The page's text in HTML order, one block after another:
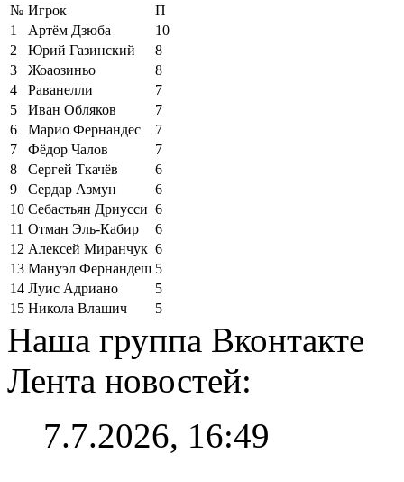
№ Игрок
П
1
Артём Дзюба
10
2
Юрий Газинский
8
3
Жоаозиньо
8
4
Раванелли
7
5
Иван Обляков
7
6
Марио Фернандес
7
7
Фёдор Чалов
7
8
Сергей Ткачёв
6
9
Сердар Азмун
6
10 Себастьян Дриусси 6
11 Отман Эль-Кабир
6
12 Алексей Миранчук 6
13 Мануэл Фернандеш 5
14 Луис Адриано
5
15 Никола Влашич 5
Наша группа Вконтакте
Лента новостей:
7.7.2026, 16:49